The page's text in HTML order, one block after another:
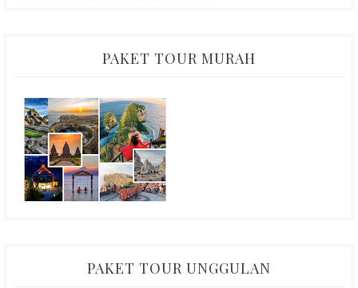
PAKET TOUR MURAH
PAKET TOUR UNGGULAN